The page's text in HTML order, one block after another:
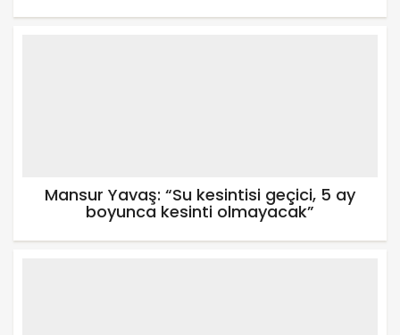
Mansur Yavaş: “Su kesintisi geçici, 5 ay
boyunca kesinti olmayacak”